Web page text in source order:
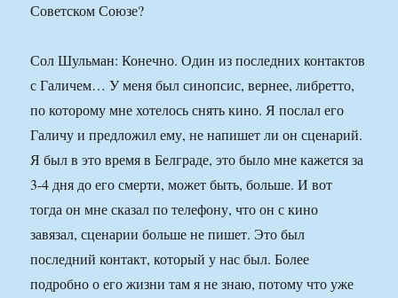
Советском Союзе?
Сол Шульман: Конечно. Один из последних контактов
с Галичем… У меня был синопсис, вернее, либретто,
по которому мне хотелось снять кино. Я послал его
Галичу и предложил ему, не напишет ли он сценарий.
Я был в это время в Белграде, это было мне кажется за
3-4 дня до его смерти, может быть, больше. И вот
тогда он мне сказал по телефону, что он с кино
завязал, сценарии больше не пишет. Это был
последний контакт, который у нас был. Более
подробно о его жизни там я не знаю, потому что уже